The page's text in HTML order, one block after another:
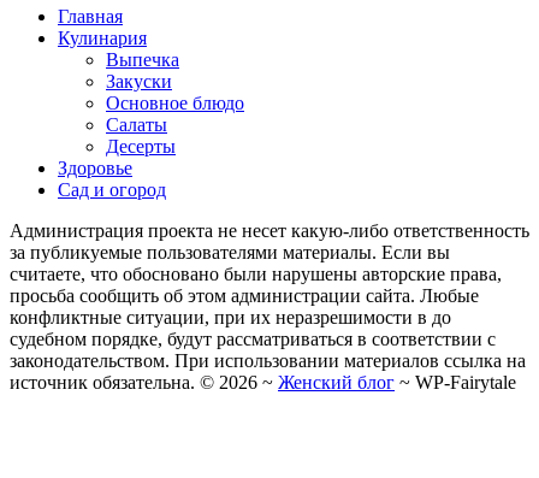
Главная
Кулинария
Выпечка
Закуски
Основное блюдо
Салаты
Десерты
Здоровье
Сад и огород
Администрация проекта не несет какую-либо ответственность
за публикуемые пользователями материалы. Если вы
считаете, что обосновано были нарушены авторские права,
просьба сообщить об этом администрации сайта. Любые
конфликтные ситуации, при их неразрешимости в до
судебном порядке, будут рассматриваться в соответствии с
законодательством. При использовании материалов ссылка на
источник обязательна. © 2026 ~ Женский блог ~ WP-Fairytale